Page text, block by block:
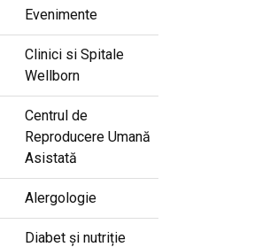
Evenimente
Clinici si Spitale
Wellborn
Centrul de
Reproducere Umană
Asistată
Alergologie
Diabet și nutriție